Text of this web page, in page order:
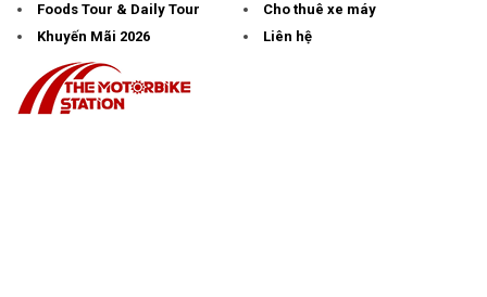
Foods Tour & Daily Tour
Cho thuê xe máy
Khuyến Mãi 2026
Liên hệ